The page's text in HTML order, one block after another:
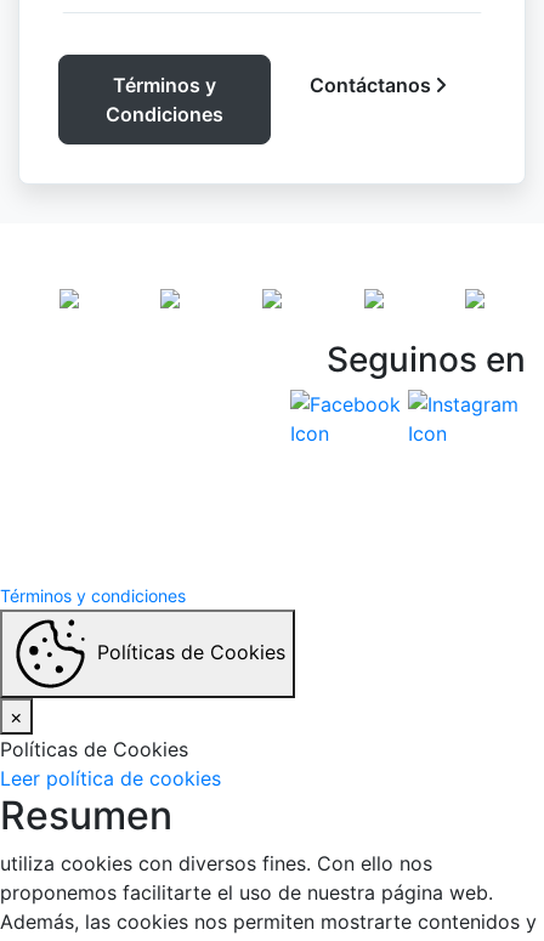
Términos y
Condiciones
Contáctanos
Seguinos en
Términos y condiciones
Políticas de Cookies
×
Políticas de Cookies
Leer política de cookies
Resumen
utiliza cookies con diversos fines. Con ello nos
proponemos facilitarte el uso de nuestra página web.
Además, las cookies nos permiten mostrarte contenidos y